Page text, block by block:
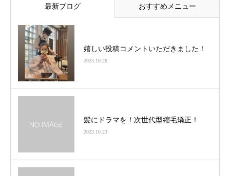
最新ブログ おすすめメニュー
嬉しい投稿コメントいただきました！
2023.10.26
髪にドラマを！次世代型縮毛矯正！
2023.10.23